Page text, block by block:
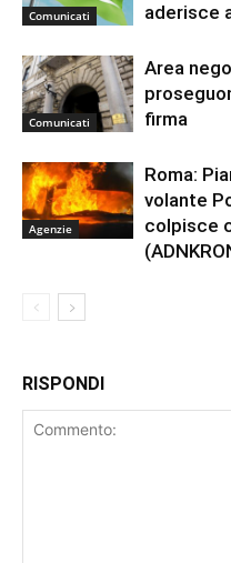
Comunicati
aderisce
Comunicati
Area
firma
Agenzie
Roma:
volante
colpisce
RISPONDI